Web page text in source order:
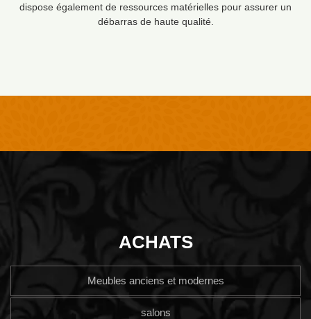
dispose également de ressources matérielles pour assurer un
débarras de haute qualité.
ACHATS
Meubles anciens et modernes
salons